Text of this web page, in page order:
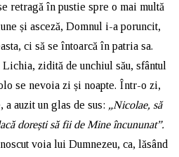
retragă în pustie spre o mai multă
și asceză, Domnul i-a poruncit,
ci să se întoarcă în patria sa.
zidită de unchiul său, sfântul
se nevoia zi și noapte. Într-o zi,
a auzit un glas de sus: „Nicolae, să
dorești să fii de Mine încununat”.
voia lui Dumnezeu, ca, lăsând